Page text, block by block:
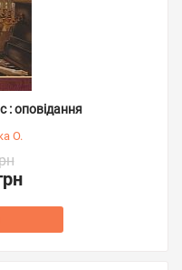
: оповідання
О.